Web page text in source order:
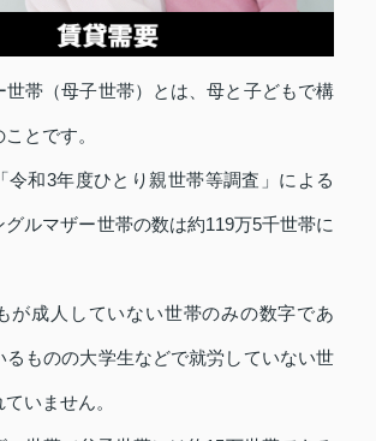
世帯（母子世帯）とは、母と子どもで構
とです。
令和3年度ひとり親世帯等調査」による
グルマザー世帯の数は約119万5千世帯に
が成人していない世帯のみの数字であ
るものの大学生などで就労していない世
いません。